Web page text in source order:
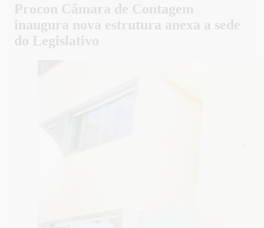
Procon Câmara de Contagem
inaugura nova estrutura anexa a sede
do Legislativo